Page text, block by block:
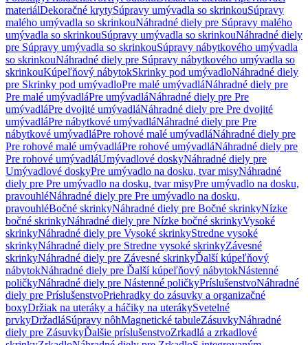
materiálDekoračné krytySúpravy umývadla so skrinkouSúpravy
malého umývadla so skrinkouNáhradné diely pre Súpravy malého
umývadla so skrinkouSúpravy umývadla so skrinkouNáhradné diely
pre Súpravy umývadla so skrinkouSúpravy nábytkového umývadla
so skrinkouNáhradné diely pre Súpravy nábytkového umývadla so
skrinkouKúpeľňový nábytokSkrinky pod umývadloNáhradné diely
pre Skrinky pod umývadloPre malé umývadláNáhradné diely pre
Pre malé umývadláPre umývadláNáhradné diely pre Pre
umývadláPre dvojité umývadláNáhradné diely pre Pre dvojité
umývadláPre nábytkové umývadláNáhradné diely pre Pre
nábytkové umývadláPre rohové malé umývadláNáhradné diely pre
Pre rohové malé umývadláPre rohové umývadláNáhradné diely pre
Pre rohové umývadláUmývadlové doskyNáhradné diely pre
Umývadlové doskyPre umývadlo na dosku, tvar misyNáhradné
diely pre Pre umývadlo na dosku, tvar misyPre umývadlo na dosku,
pravouhléNáhradné diely pre Pre umývadlo na dosku,
pravouhléBočné skrinkyNáhradné diely pre Bočné skrinkyNízke
bočné skrinkyNáhradné diely pre Nízke bočné skrinkyVysoké
skrinkyNáhradné diely pre Vysoké skrinkyStredne vysoké
skrinkyNáhradné diely pre Stredne vysoké skrinkyZávesné
skrinkyNáhradné diely pre Závesné skrinkyĎalší kúpeľňový
nábytokNáhradné diely pre Ďalší kúpeľňový nábytokNástenné
poličkyNáhradné diely pre Nástenné poličkyPríslušenstvoNáhradné
diely pre PríslušenstvoPriehradky do zásuvky a organizačné
boxyDržiak na uteráky a háčiky na uterákySvetelné
prvkyDržadláSúpravy nôhMagnetické tabuleZásuvkyNáhradné
diely pre ZásuvkyĎalšie príslušenstvoZrkadlá a zrkadlové